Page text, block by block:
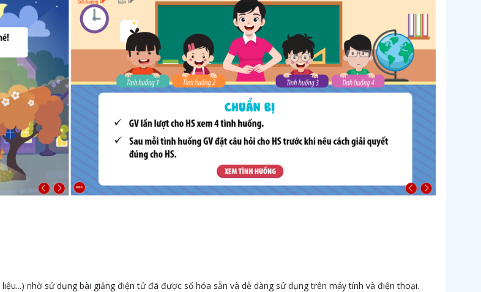
nhờ sử dụng bài giảng điện tử đã được số hóa sẵn và dễ dàng sử dụng trên máy tính và điện thoại.